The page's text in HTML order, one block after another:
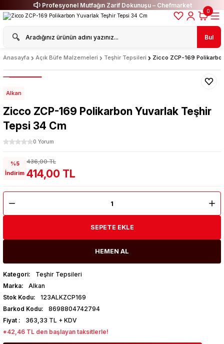
Profesyonel Mutfağın Zarif Dokunuşu – Chefmarket
Bul
0
Anasayfa Açık Büfe Malzemeleri Teşhir Tepsileri Zicco ZCP-169
Alkan
Zicco ZCP-169 Polikarbon Yuvarlak Teşhir
Tepsi 34 Cm
0 Yorum
%5
İndirim
436,00 TL
414,00 TL
SEPETE EKLE
HEMEN AL
Kategori
Teşhir Tepsileri
Marka
Alkan
Stok Kodu
123ALKZCP169
Barkod Kodu
8698804742794
Fiyat
363,33 TL + KDV
*42,46 TL den başlayan taksitlerle!